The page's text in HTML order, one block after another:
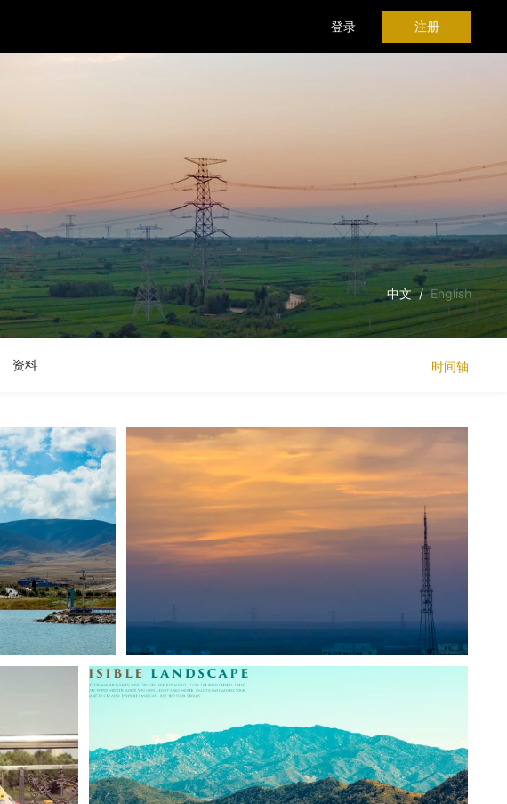
登录 注册
中文/English
资料 时间轴